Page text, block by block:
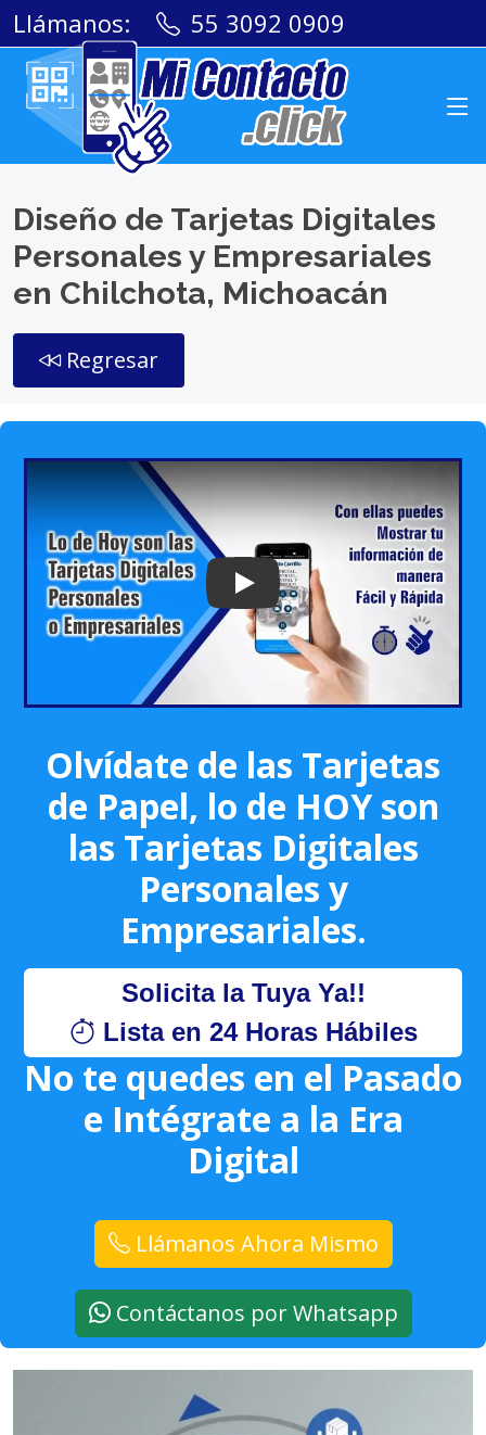
Llámanos: 55 3092 0909
Diseño de Tarjetas Digitales
Personales y Empresariales
en Chilchota, Michoacán
Regresar
Play: Keynote (Google I/O '18)
Olvídate de las Tarjetas
de Papel, lo de HOY son
las Tarjetas Digitales
Personales y
Empresariales.
Solicita la Tuya Ya!!
Lista en 24 Horas Hábiles
No te quedes en el Pasado
e Intégrate a la Era
Digital
Llámanos Ahora Mismo
Contáctanos por Whatsapp